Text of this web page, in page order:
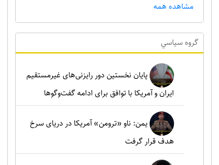
مشاهده همه
گروه سياسي
پایان نخستین دور رایزنی‌های غیرمستقیم
ایران و آمریکا با توافق برای ادامه گفت‌وگوها
یمن: ناو «ترومن» آمریکا در دریای سرخ
هدف قرار گرفت